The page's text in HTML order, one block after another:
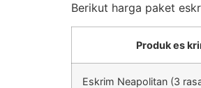
Berikut harga paket
Produk es
Eskrim Neapolitan (3